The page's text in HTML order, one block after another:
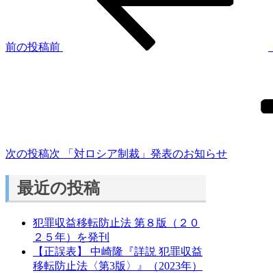
前の投稿前
次の投稿次 「対ロシア制裁」発表のお知らせ
最近の投稿
犯罪収益移転防止法 第８版（２０
２５年）を発刊
【正誤表】 中崎隆『詳説 犯罪収益
移転防止法〈第3版〉』（2023年）